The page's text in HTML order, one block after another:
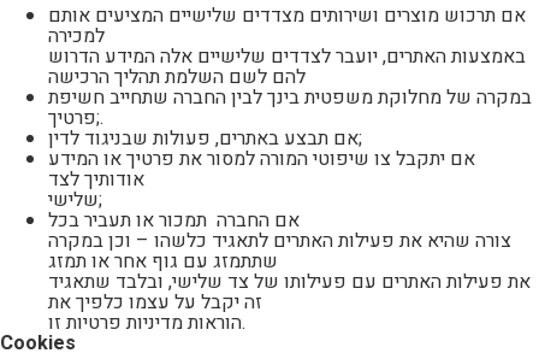
אם תרכוש מוצרים ושירותים מצדדים שלישיים המציעים אותם
למכירה
באמצעות האתרים, יועבר לצדדים שלישיים אלה המידע הדרוש
להם לשם השלמת תהליך הרכישה
במקרה של מחלוקת משפטית בינך לבין החברה שתחייב חשיפת
פרטיך;.
אם תבצע באתרים, פעולות שבניגוד לדין;
אם יתקבל צו שיפוטי המורה למסור את פרטיך או המידע
אודותיך לצד
שלישי;
אם החברה תמכור או תעביר בכל
צורה שהיא את פעילות האתרים לתאגיד כלשהו – וכן במקרה
שתתמזג עם גוף אחר או תמזג
את פעילות האתרים עם פעילותו של צד שלישי, ובלבד שתאגיד
זה יקבל על עצמו כלפיך את
הוראות מדיניות פרטיות זו.
Cookies